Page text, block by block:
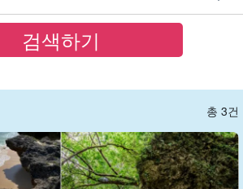
지는 류큐 신화의 성지이다.
로 소중히 여겨져 온 이 섬에서 새해를 맞이하
총 3건